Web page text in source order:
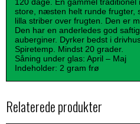
store, næsten helt runde frugter,
lilla striber over frugten. Den er
Den har en anderledes god
auberginer. Dyrker bedst i
Spiretemp. Mindst 20 grader.
Såning under glas: April – Maj
Indeholder: 2 gram frø
Relaterede produkter